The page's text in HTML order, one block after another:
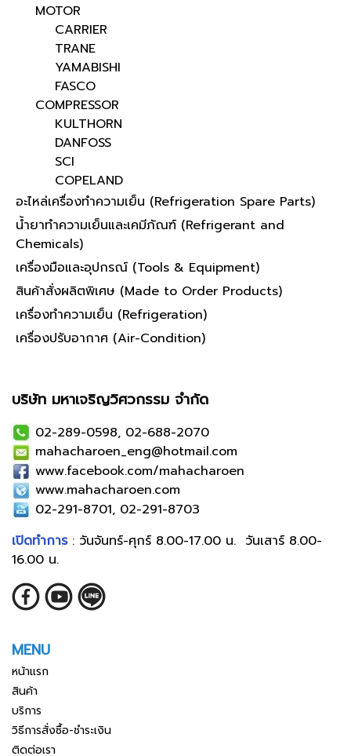
MOTOR
CARRIER
TRANE
YAMABISHI
FASCO
COMPRESSOR
KULTHORN
DANFOSS
SCI
COPELAND
อะไหล่เครื่องทำความเย็น (Refrigeration Spare Parts)
น้ำยาทำความเย็นและเคมีภัณฑ์ (Refrigerant and
Chemicals)
เครื่องมือและอุปกรณ์ (Tools & Equipment)
สินค้าสั่งผลิตพิเศษ (Made to Order Products)
เครื่องทำความเย็น (Refrigeration)
เครื่องปรับอากาศ (Air-Condition)
บริษัท มหาเจริญวิศวกรรม จำกัด
02-289-0598, 02-688-2070
mahacharoen_eng@hotmail.com
www.facebook.com/mahacharoen
www.mahacharoen.com
02-291-8701, 02-291-8703
เปิดทำการ: วันจันทร์-ศุกร์ 8.00-17.00 น. วันเสาร์ 8.00-
16.00 น.
MENU
หน้าแรก
สินค้า
บริการ
วิธีการสั่งซื้อ-ชำระเงิน
ติดต่อเรา